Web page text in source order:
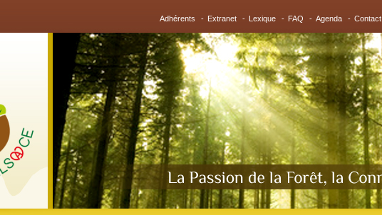
Adhérents - Extranet - Lexique - FAQ - Agenda - Contact